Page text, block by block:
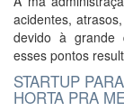
acidentes,
devido à grande
esses pontos
STARTUP
HORTA PRA